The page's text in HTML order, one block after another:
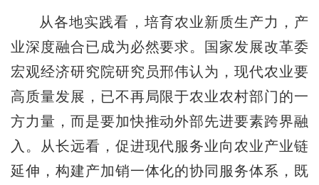
从各地实践看，培育农业新质生产力，产
业深度融合已成为必然要求。国家发展改革委
宏观经济研究院研究员邢伟认为，现代农业要
高质量发展，已不再局限于农业农村部门的一
方力量，而是要加快推动外部先进要素跨界融
入。从长远看，促进现代服务业向农业产业链
延伸，构建产加销一体化的协同服务体系，既